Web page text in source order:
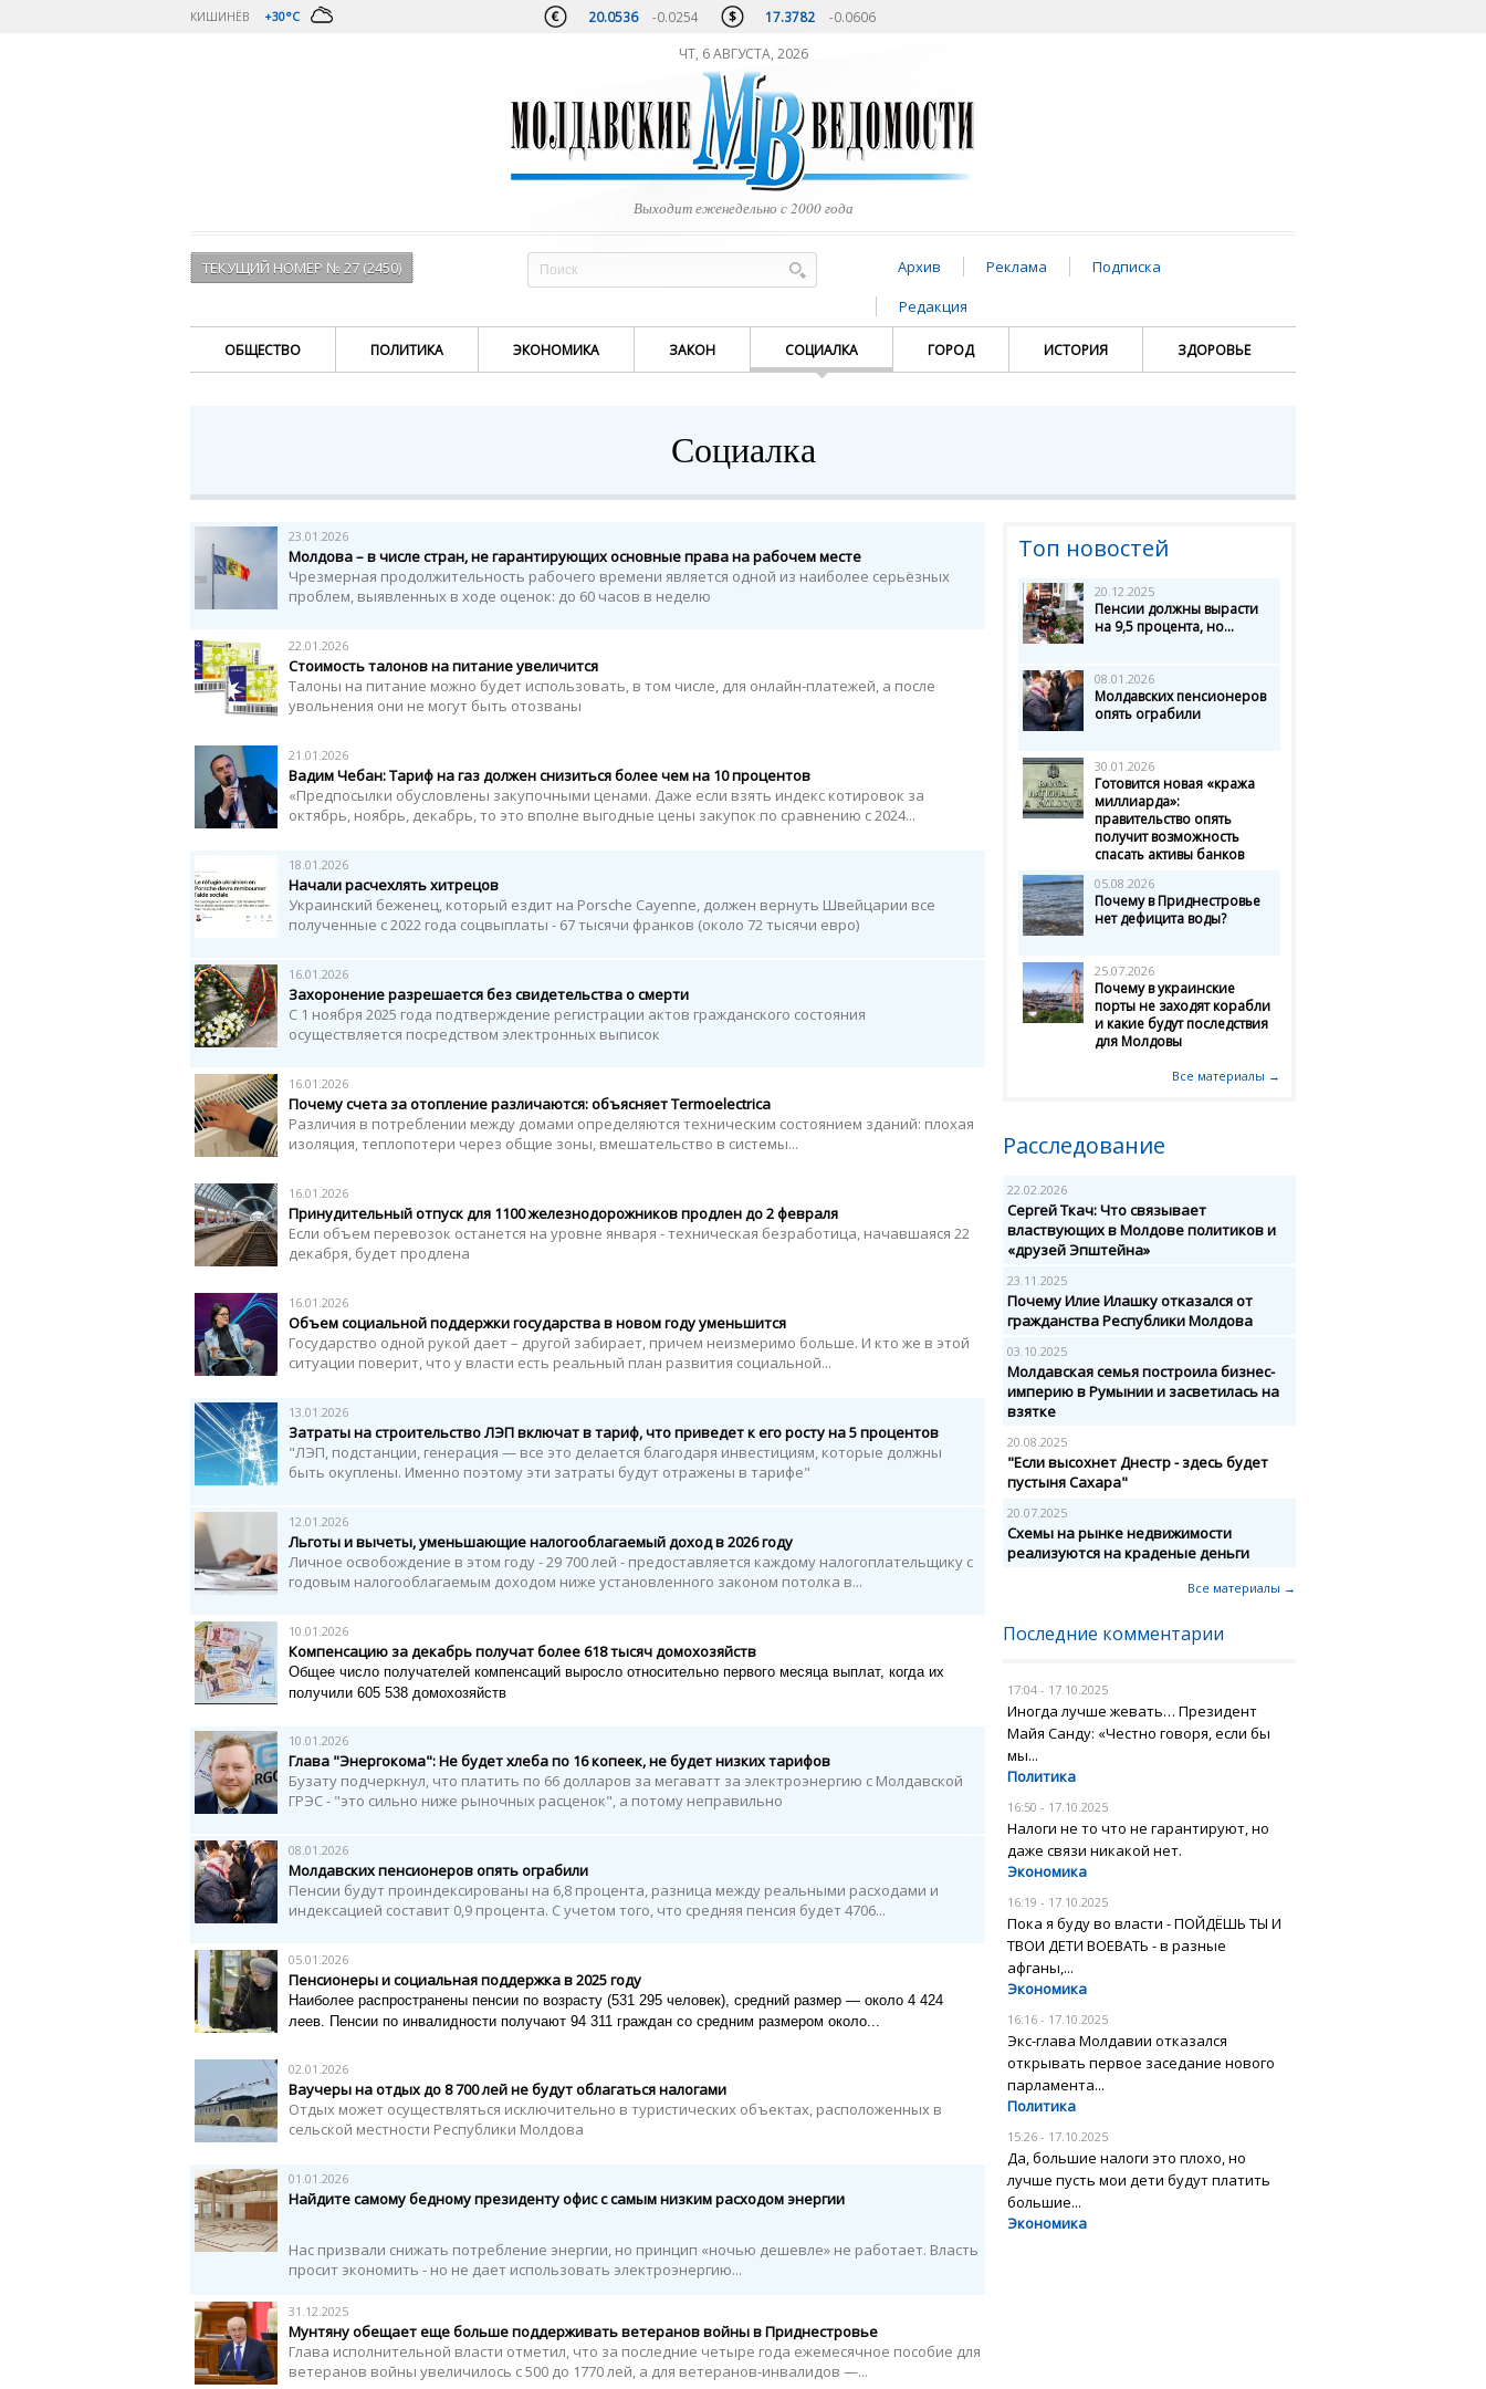
КИШИНЁВ +30°C 20.0536 -0.0254 17.3782 -0.0606
ЧТ, 6 АВГУСТА, 2026
Выходит еженедельно с 2000 года
ТЕКУЩИЙ НОМЕР № 27 (2450) Архив Реклама
Подписка
Редакция
ОБЩЕСТВО ПОЛИТИКА ЭКОНОМИКА ЗАКОН СОЦИАЛКА ГОРОД ИСТОРИЯ ЗДОРОВЬЕ
Социалка
23.01.2026
Молдова – в числе стран, не гарантирующих основные права на рабочем месте
Чрезмерная продолжительность рабочего времени является одной из наиболее серьёзных
проблем, выявленных в ходе оценок: до 60 часов в неделю
22.01.2026
Стоимость талонов на питание увеличится
Талоны на питание можно будет использовать, в том числе, для онлайн-платежей, а после
увольнения они не могут быть отозваны
21.01.2026
Вадим Чебан: Тариф на газ должен снизиться более чем на 10 процентов
«Предпосылки обусловлены закупочными ценами. Даже если взять индекс котировок за
октябрь, ноябрь, декабрь, то это вполне выгодные цены закупок по сравнению с 2024...
18.01.2026
Начали расчехлять хитрецов
Украинский беженец, который ездит на Porsche Cayenne, должен вернуть Швейцарии все
полученные с 2022 года соцвыплаты - 67 тысячи франков (около 72 тысячи евро)
16.01.2026
Захоронение разрешается без свидетельства о смерти
С 1 ноября 2025 года подтверждение регистрации актов гражданского состояния
осуществляется посредством электронных выписок
16.01.2026
Почему счета за отопление различаются: объясняет Termoelectrica
Различия в потреблении между домами определяются техническим состоянием зданий: плохая
изоляция, теплопотери через общие зоны, вмешательство в системы...
16.01.2026
Принудительный отпуск для 1100 железнодорожников продлен до 2 февраля
Если объем перевозок останется на уровне января - техническая безработица, начавшаяся 22
декабря, будет продлена
16.01.2026
Объем социальной поддержки государства в новом году уменьшится
Государство одной рукой дает – другой забирает, причем неизмеримо больше. И кто же в этой
ситуации поверит, что у власти есть реальный план развития социальной...
13.01.2026
Затраты на строительство ЛЭП включат в тариф, что приведет к его росту на 5 процентов
"ЛЭП, подстанции, генерация — все это делается благодаря инвестициям, которые должны
быть окуплены. Именно поэтому эти затраты будут отражены в тарифе"
12.01.2026
Льготы и вычеты, уменьшающие налогооблагаемый доход в 2026 году
Личное освобождение в этом году - 29 700 лей - предоставляется каждому налогоплательщику с
годовым налогооблагаемым доходом ниже установленного законом потолка в...
10.01.2026
Компенсацию за декабрь получат более 618 тысяч домохозяйств
Общее число получателей компенсаций выросло относительно первого месяца выплат, когда их
получили 605 538 домохозяйств
10.01.2026
Глава "Энергокома": Не будет хлеба по 16 копеек, не будет низких тарифов
Бузату подчеркнул, что платить по 66 долларов за мегаватт за электроэнергию с Молдавской
ГРЭС - "это сильно ниже рыночных расценок", а потому неправильно
08.01.2026
Молдавских пенсионеров опять ограбили
Пенсии будут проиндексированы на 6,8 процента, разница между реальными расходами и
индексацией составит 0,9 процента. С учетом того, что средняя пенсия будет 4706...
05.01.2026
Пенсионеры и социальная поддержка в 2025 году
Наиболее распространены пенсии по возрасту (531 295 человек), средний размер — около 4 424
леев. Пенсии по инвалидности получают 94 311 граждан со средним размером около...
02.01.2026
Ваучеры на отдых до 8 700 лей не будут облагаться налогами
Отдых может осуществляться исключительно в туристических объектах, расположенных в
сельской местности Республики Молдова
01.01.2026
Найдите самому бедному президенту офис с самым низким расходом энергии
Нас призвали снижать потребление энергии, но принцип «ночью дешевле» не работает. Власть
просит экономить - но не дает использовать электроэнергию...
31.12.2025
Мунтяну обещает еще больше поддерживать ветеранов войны в Приднестровье
Глава исполнительной власти отметил, что за последние четыре года ежемесячное пособие для
ветеранов войны увеличилось с 500 до 1770 лей, а для ветеранов-инвалидов —...
Топ новостей
20.12.2025
Пенсии должны вырасти
на 9,5 процента, но...
08.01.2026
Молдавских пенсионеров
опять ограбили
30.01.2026
Готовится новая «кража
миллиарда»:
правительство опять
получит возможность
спасать активы банков
05.08.2026
Почему в Приднестровье
нет дефицита воды?
25.07.2026
Почему в украинские
порты не заходят корабли
и какие будут последствия
для Молдовы
Все материалы →
Расследование
22.02.2026
Сергей Ткач: Что связывает
властвующих в Молдове политиков и
«друзей Эпштейна»
23.11.2025
Почему Илие Илашку отказался от
гражданства Республики Молдова
03.10.2025
Молдавская семья построила бизнес-
империю в Румынии и засветилась на
взятке
20.08.2025
"Если высохнет Днестр - здесь будет
пустыня Сахара"
20.07.2025
Схемы на рынке недвижимости
реализуются на краденые деньги
Все материалы →
Последние комментарии
17:04 - 17.10.2025
Иногда лучше жевать… Президент
Майя Санду: «Честно говоря, если бы
мы...
Политика
16:50 - 17.10.2025
Налоги не то что не гарантируют, но
даже связи никакой нет.
Экономика
16:19 - 17.10.2025
Пока я буду во власти - ПОЙДЁШЬ ТЫ И
ТВОИ ДЕТИ ВОЕВАТЬ - в разные
афганы,...
Экономика
16:16 - 17.10.2025
Экс-глава Молдавии отказался
открывать первое заседание нового
парламента...
Политика
15:26 - 17.10.2025
Да, большие налоги это плохо, но
лучше пусть мои дети будут платить
большие...
Экономика